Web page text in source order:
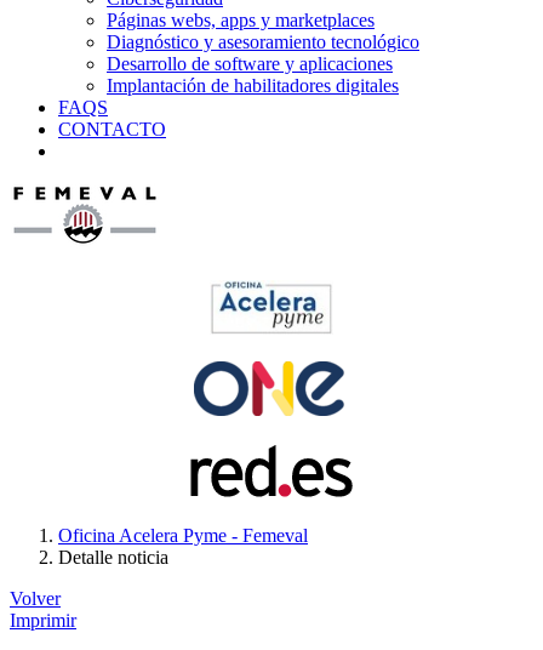
Páginas webs, apps y marketplaces
Diagnóstico y asesoramiento tecnológico
Desarrollo de software y aplicaciones
Implantación de habilitadores digitales
FAQS
CONTACTO
Oficina Acelera Pyme - Femeval
Detalle noticia
Volver
Imprimir